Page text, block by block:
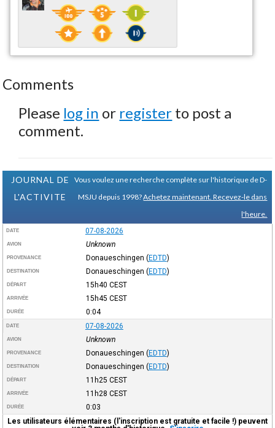
Comments
Please log in or register to post a
comment.
JOURNAL DE
L'ACTIVITE
Vous voulez une recherche complète sur l'historique de D-
MSJU depuis 1998?Achetez maintenant. Recevez-le dans
l'heure.
DATE 07-08-2026
AVION Unknown
PROVENANCE Donaueschingen (EDTD)
DESTINATION Donaueschingen (EDTD)
DÉPART 15h40 CEST
ARRIVÉE 15h45 CEST
DURÉE 0:04
DATE 07-08-2026
AVION Unknown
PROVENANCE Donaueschingen (EDTD)
DESTINATION Donaueschingen (EDTD)
DÉPART 11h25 CEST
ARRIVÉE 11h28 CEST
DURÉE
0:03
Les utilisateurs élémentaires (l'inscription est gratuite et facile !) peuvent